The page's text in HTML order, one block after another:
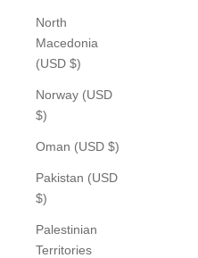
North
Macedonia
(USD $)
Norway (USD
$)
Oman (USD $)
Pakistan (USD
$)
Palestinian
Territories